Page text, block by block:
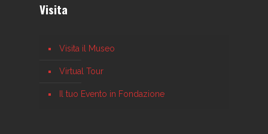
Visita
Visita il Museo
Virtual Tour
Il tuo Evento in Fondazione